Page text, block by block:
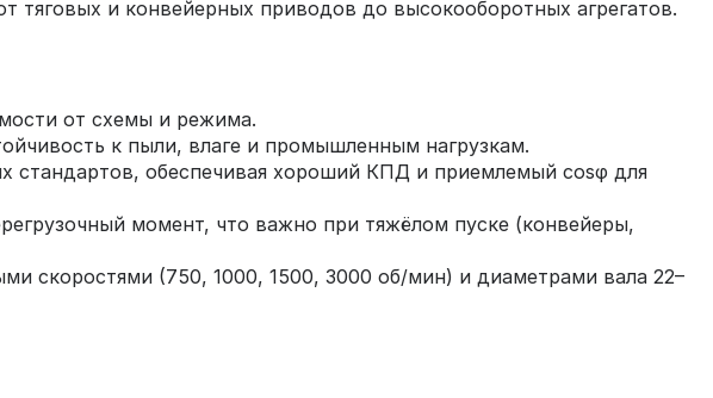
и конвейерных приводов до высокооборотных агрегатов.
от схемы и режима.
к пыли, влаге и промышленным нагрузкам.
стандартов, обеспечивая хороший КПД и приемлемый cosφ для
момент, что важно при тяжёлом пуске (конвейеры,
скоростями (750, 1000, 1500, 3000 об/мин) и диаметрами вала 22–